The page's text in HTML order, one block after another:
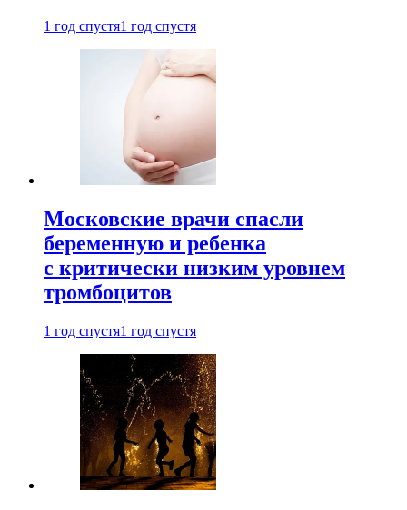
1 год спустя1 год спустя
Московские врачи спасли
беременную и ребенка
с критически низким уровнем
тромбоцитов
1 год спустя1 год спустя